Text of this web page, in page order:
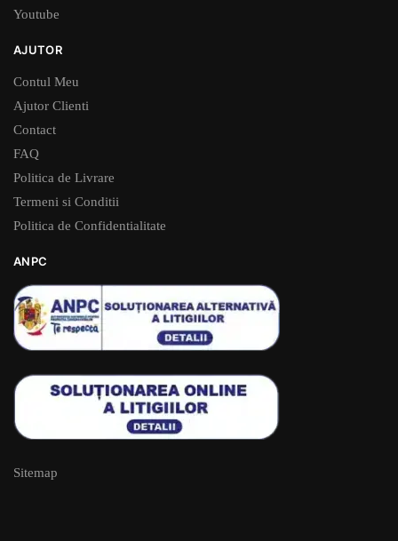
Youtube
AJUTOR
Contul Meu
Ajutor Clienti
Contact
FAQ
Politica de Livrare
Termeni si Conditii
Politica de Confidentialitate
ANPC
Sitemap